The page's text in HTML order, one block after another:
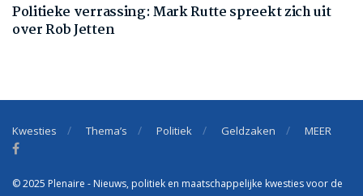
Politieke verrassing: Mark Rutte spreekt zich uit
over Rob Jetten
Kwesties Thema’s Politiek Geldzaken MEER
© 2025 Plenaire - Nieuws, politiek en maatschappelijke kwesties voor de